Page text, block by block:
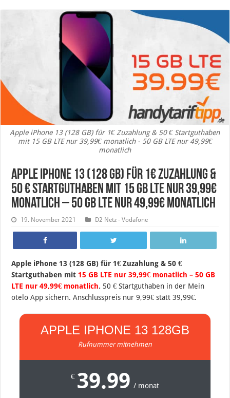
Apple iPhone 13 (128 GB) für 1€ Zuzahlung & 50 € Startguthaben
mit 15 GB LTE nur 39,99€ monatlich - 50 GB LTE nur 49,99€
monatlich
Apple iPhone 13 (128 GB) für 1€ Zuzahlung &
50 € Startguthaben mit 15 GB LTE nur 39,99€
monatlich – 50 GB LTE nur 49,99€ monatlich
19. November 2021 D2 Netz - Vodafone
Apple iPhone 13 (128 GB) für 1€ Zuzahlung & 50 €
Startguthaben mit15 GB LTE nur 39,99€ monatlich – 50 GB
LTE nur 49,99€ monatlich. 50 € Startguthaben in der Mein
otelo App sichern. Anschlusspreis nur 9,99€ statt 39,99€.
APPLE IPHONE 13 128GB
Rufnummer mitnehmen
€ 39.99 / monat